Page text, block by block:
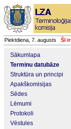
Piektdiena, 7. augusts Šī
Sākumlapa
Terminu datubāze
Struktūra un principi
Apakškomisijas
Sēdes
Lēmumi
Protokoli
Vēstules